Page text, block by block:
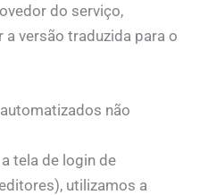
do serviço,
versão traduzida para o
não
tela de login de
utilizamos a